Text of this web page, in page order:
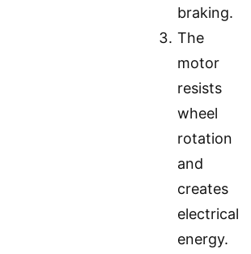
braking.
The
motor
resists
wheel
rotation
and
creates
electrical
energy.